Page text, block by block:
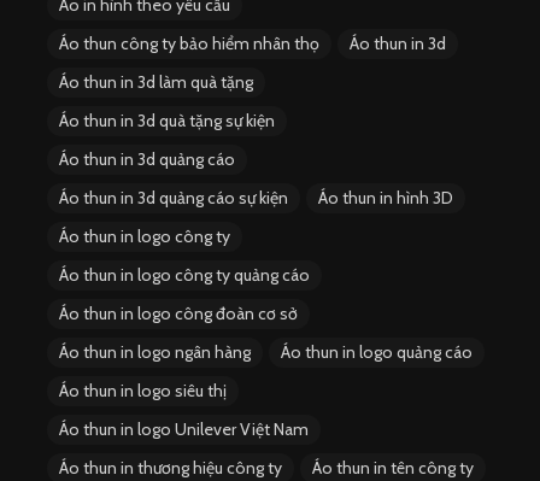
Áo in hình theo yêu cầu
Áo thun công ty bảo hiểm nhân thọ
Áo thun in 3d
Áo thun in 3d làm quà tặng
Áo thun in 3d quà tặng sự kiện
Áo thun in 3d quảng cáo
Áo thun in 3d quảng cáo sự kiện
Áo thun in hình 3D
Áo thun in logo công ty
Áo thun in logo công ty quảng cáo
Áo thun in logo công đoàn cơ sở
Áo thun in logo ngân hàng
Áo thun in logo quảng cáo
Áo thun in logo siêu thị
Áo thun in logo Unilever Việt Nam
Áo thun in thương hiệu công ty
Áo thun in tên công ty